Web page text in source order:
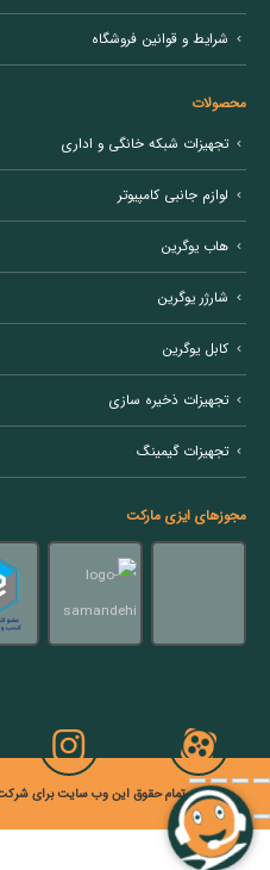
شرایط و قوانین فروشگاه
محصولات
تجهیزات شبکه خانگی و اداری
لوازم جانبی کامپیوتر
هاب یوگرین
شارژر یوگرین
کابل یوگرین
تجهیزات ذخیره سازی
تجهیزات گیمینگ
مجوزهای ایزی مارکت
تمام حقوق این وب سایت برای